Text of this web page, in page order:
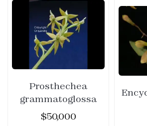
Prosthechea
grammatoglossa
$50,000